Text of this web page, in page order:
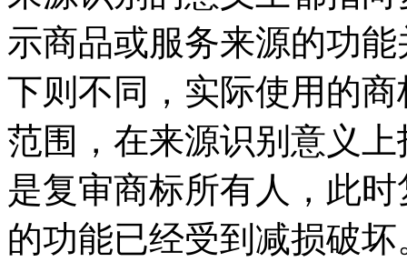
示商品或服务来源的功
下则不同，实际使用的
范围，在来源识别意义
是复审商标所有人，此
的功能已经受到减损破坏